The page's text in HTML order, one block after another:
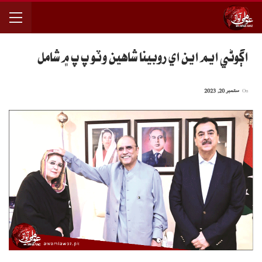
اڳوڻي ايم اين اي روبينا شاهين وٽو پ پ ۾ شامل